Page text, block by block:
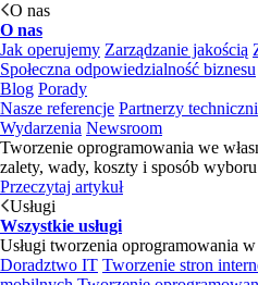
O nas
O nas
Jak operujemy Zarządzanie jakością
Społeczna odpowiedzialność biznesu
Blog Porady
Nasze referencje Partnerzy techniczni
Wydarzenia Newsroom
Tworzenie oprogramowania we
zalety, wady, koszty i sposób wyboru
Przeczytaj artykuł
Usługi
Wszystkie usługi
Usługi tworzenia oprogramowania
Doradztwo IT Tworzenie stron